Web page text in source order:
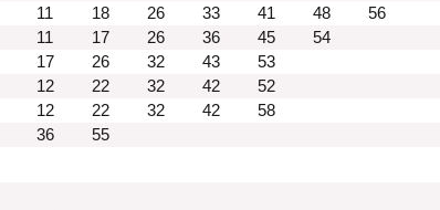
11 18 26 33 41 48
56
11 17 26 36 45
54
17 26 32 43
53
12 22 32 42
52
12 22 32 42
58
36
55